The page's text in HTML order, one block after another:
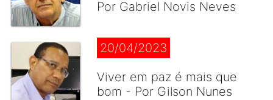
Por Gabriel Novis Neves
20/04/2023
Viver em paz é mais que
bom - Por Gilson Nunes